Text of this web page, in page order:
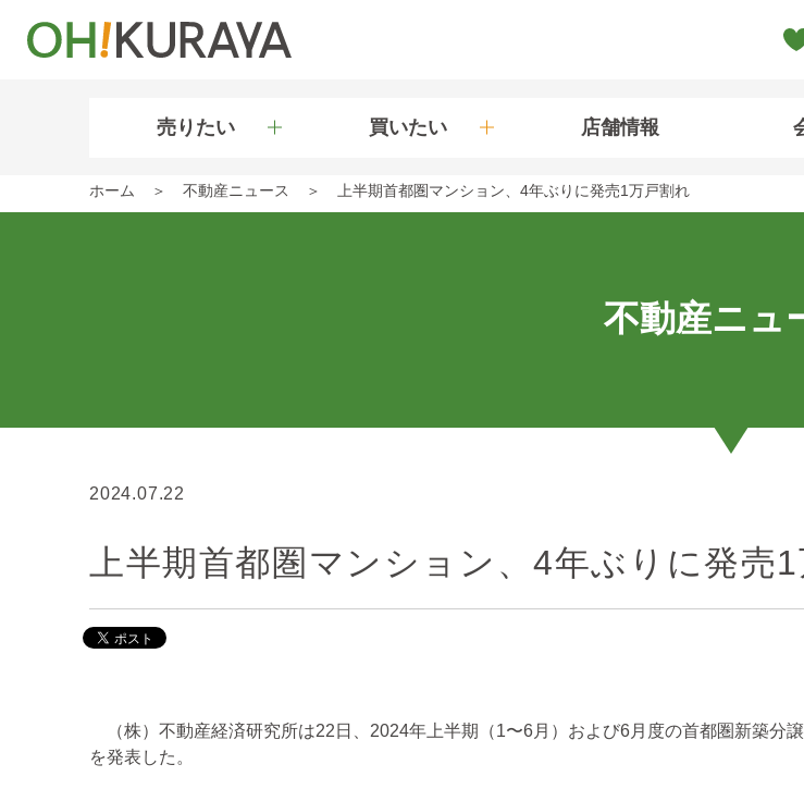
売りたい 買いたい 店舗情報
ホーム 不動産ニュース 上半期首都圏マンション、4年ぶりに発売1万戸割れ
不動産ニュ
2024.07.22
上半期首都圏マンション、4年ぶりに発売
（株）不動産経済研究所は22日、2024年上半期（1〜6月）および6月度の首都圏新築分
を発表した。